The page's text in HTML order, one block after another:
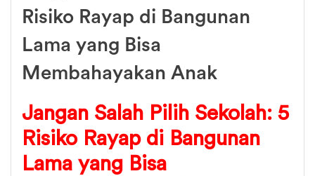
Risiko Rayap di Bangunan
Lama yang Bisa
Membahayakan Anak
Jangan Salah Pilih Sekolah: 5
Risiko Rayap di Bangunan
Lama yang Bisa